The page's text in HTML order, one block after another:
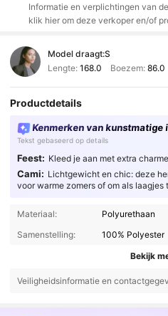
Informatie en verplichtingen van
klik hier om deze verkoper en/of
Model draagt:S
Lengte: 168.0 Boezem:86.0
Productdetails
Kenmerken van
Tekst gebaseerd op details
Feest: Kleed je aan met extra
Cami: Lichtgewicht en chic: deze
voor warme zomers of om als laagjes
Materiaal:
Polyurethaan
Samenstelling:
100% Polyester
Bekijk
Veiligheidsinformatie en